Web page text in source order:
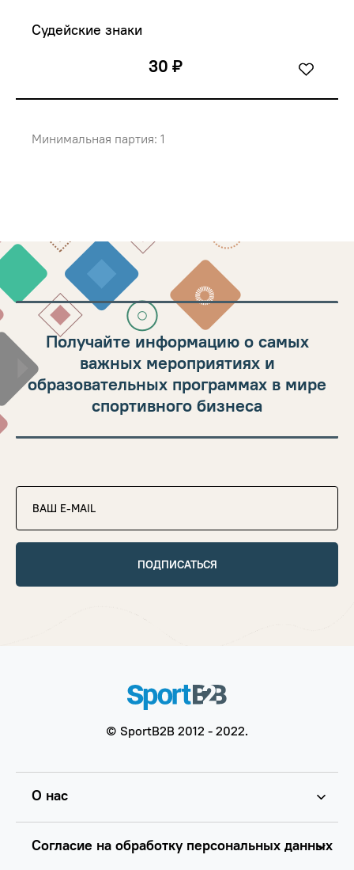
Судейские знаки
30 ₽
Минимальная партия: 1
Получайте информацию о самых
важных мероприятиях и
образовательных программах в мире
спортивного бизнеса
ПОДПИСАТЬСЯ
© SportB2B 2012 - 2022.
О нас
Согласие на обработку персональных данных